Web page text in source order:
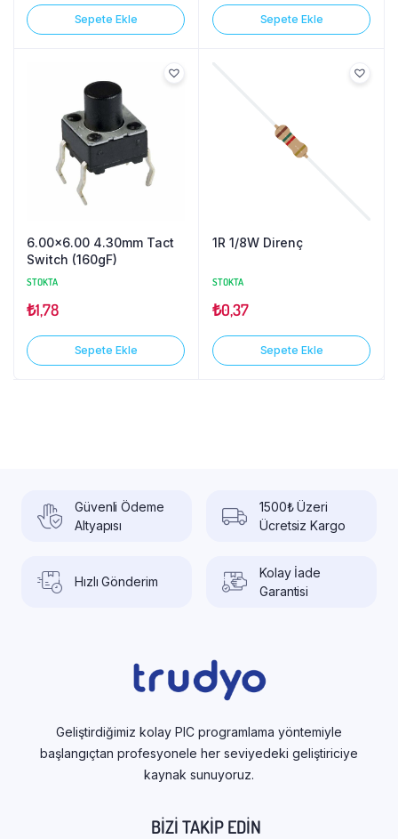
Sepete Ekle Sepete Ekle
6.00×6.00 4.30mm Tact
Switch (160gF)
STOKTA
₺1,78
Sepete Ekle
1R 1/8W Direnç
STOKTA
₺0,37
Sepete Ekle
Güvenli Ödeme
Altyapısı
1500₺ Üzeri
Ücretsiz Kargo
Hızlı Gönderim
Kolay İade
Garantisi
Geliştirdiğimiz kolay PIC programlama yöntemiyle
başlangıçtan profesyonele her seviyedeki geliştiriciye
kaynak sunuyoruz.
BIZI TAKIP EDIN